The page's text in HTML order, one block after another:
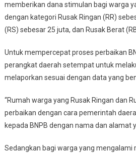
memberikan dana stimulan bagi warga
dengan kategori Rusak Ringan (RR)
(RS) sebesar 25 juta, dan Rusak Berat
Untuk mempercepat proses perbaikan
perangkat daerah setempat untuk
melaporkan sesuai dengan data yang
“Rumah warga yang Rusak Ringan dan
perbaikan dengan cara pemerintah
kepada BNPB dengan nama dan alamat
Sedangkan bagi warga yang mengalami